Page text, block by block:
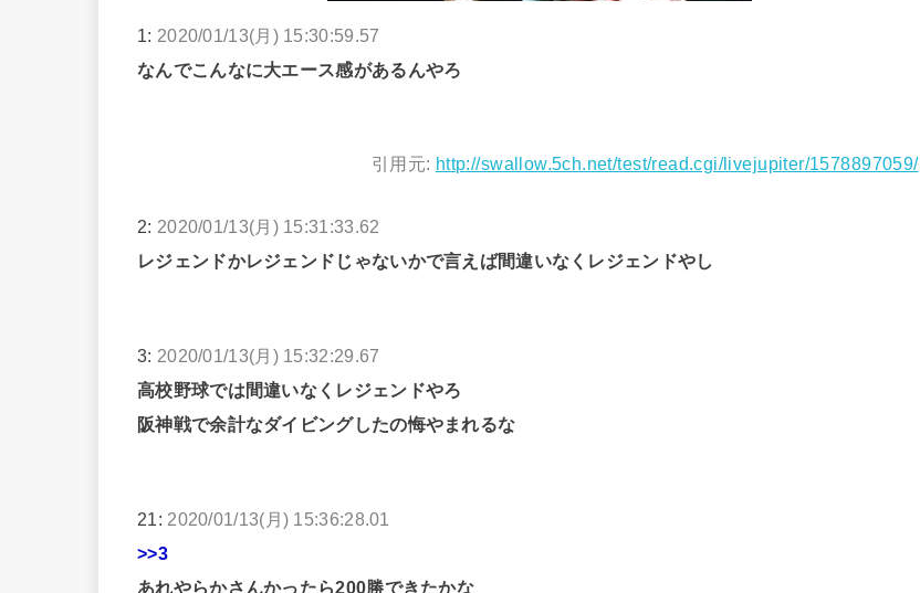
1: 2020/01/13(月) 15:30:59.57
なんでこんなに大エース感があるんやろ
引用元: http://swallow.5ch.net/test/read.cgi/livejupiter/1578897059/
2: 2020/01/13(月) 15:31:33.62
レジェンドかレジェンドじゃないかで言えば間違いなくレジェンドやし
3: 2020/01/13(月) 15:32:29.67
高校野球では間違いなくレジェンドやろ
阪神戦で余計なダイビングしたの悔やまれるな
21: 2020/01/13(月) 15:36:28.01
>>3
あれやらかさんかったら200勝できたかな